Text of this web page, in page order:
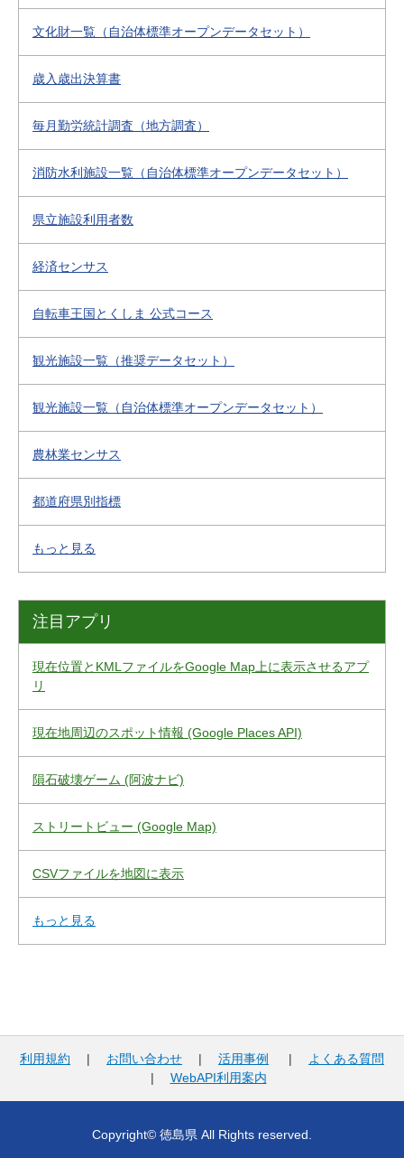
文化財一覧（自治体標準オープンデータセット）
歳入歳出決算書
毎月勤労統計調査（地方調査）
消防水利施設一覧（自治体標準オープンデータセット）
県立施設利用者数
経済センサス
自転車王国とくしま 公式コース
観光施設一覧（推奨データセット）
観光施設一覧（自治体標準オープンデータセット）
農林業センサス
都道府県別指標
もっと見る
注目アプリ
現在位置とKMLファイルをGoogle Map上に表示させるアプ
リ
現在地周辺のスポット情報 (Google Places API)
隕石破壊ゲーム (阿波ナビ)
ストリートビュー (Google Map)
CSVファイルを地図に表示
もっと見る
利用規約 | お問い合わせ | 活用事例 |
よくある質問
| WebAPI利用案内
Copyright© 徳島県 All Rights reserved.